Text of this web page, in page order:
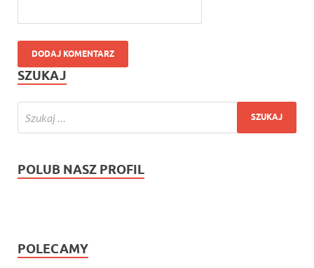
SZUKAJ
POLUB NASZ PROFIL
POLECAMY